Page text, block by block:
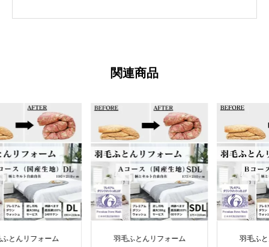
関連商品
リフォーム 羽毛ふとんリフォーム 羽毛ふとん